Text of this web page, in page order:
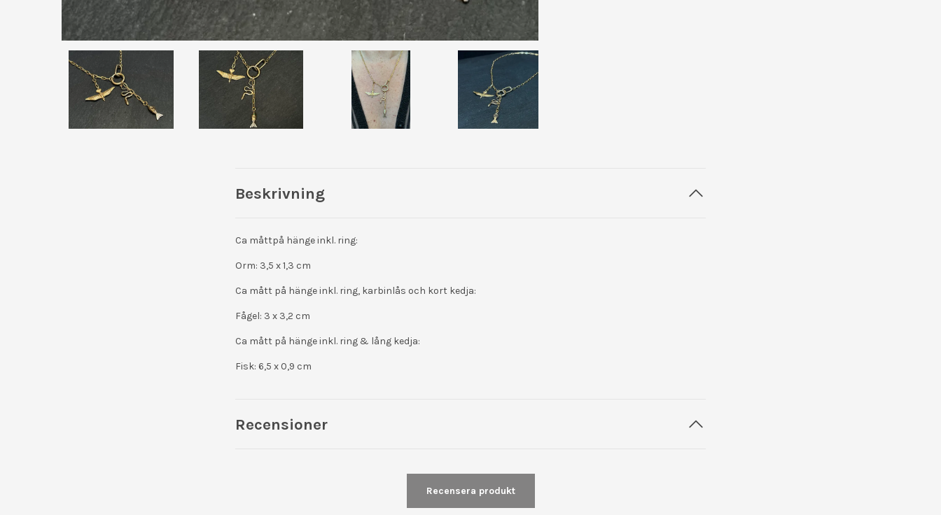
Beskrivning
Ca måttpå hänge inkl. ring:
Orm: 3,5 x 1,3 cm
Ca mått på hänge inkl. ring, karbinlås och kort kedja:
Fågel: 3 x 3,2 cm
Ca mått på hänge inkl. ring & lång kedja:
Fisk: 6,5 x 0,9 cm
Recensioner
Recensera produkt